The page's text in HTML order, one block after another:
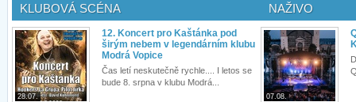
KLUBOVÁ SCÉNA
28.07.
12. Koncert pro Kaštánka pod
širým nebem v legendárním klubu
Modrá Vopice
Čas letí neskutečně rychle.... I letos se
bude 8. srpna v klubu Modrá...
NAŽIVO
07.08.